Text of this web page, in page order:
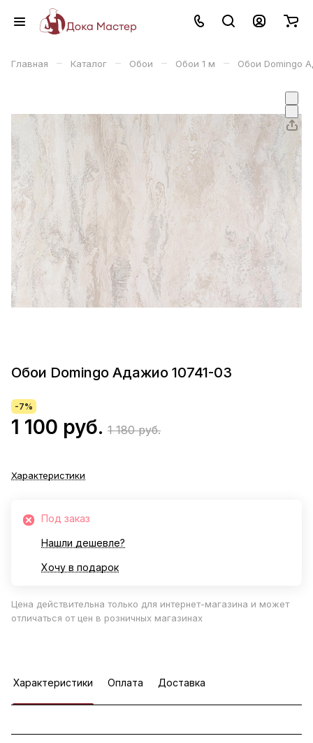
Главная – Каталог – Обои – Обои 1 м – Обои Domingo
Обои Domingo Адажио 10741-03
-7%
1 100 руб. 1 180 руб.
Характеристики
Под заказ
Нашли дешевле?
Хочу в подарок
Цена действительна только для интернет-магазина и может
отличаться от цен в розничных магазинах
Характеристики Оплата Доставка